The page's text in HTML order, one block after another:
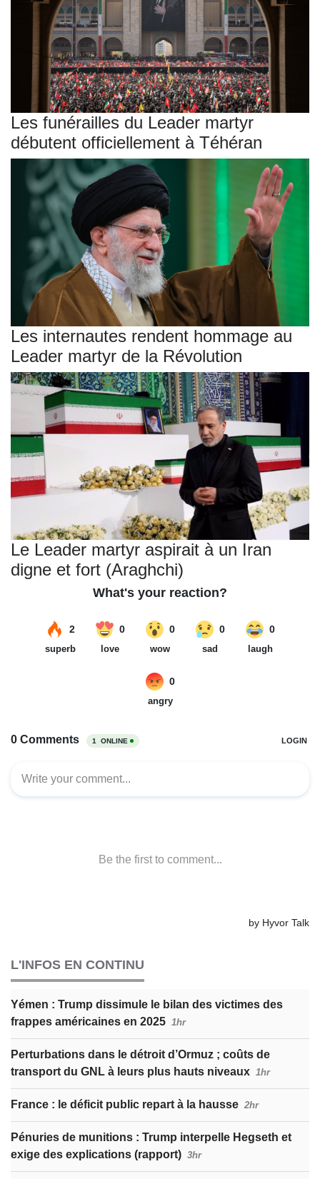
Les funérailles du Leader martyr
débutent officiellement à Téhéran
Les internautes rendent hommage au
Leader martyr de la Révolution
Le Leader martyr aspirait à un Iran
digne et fort (Araghchi)
L'INFOS EN CONTINU
Yémen : Trump dissimule le bilan des victimes des
frappes américaines en 2025 1hr
Perturbations dans le détroit d’Ormuz ; coûts de
transport du GNL à leurs plus hauts niveaux 1hr
France : le déficit public repart à la hausse 2hr
Pénuries de munitions : Trump interpelle Hegseth et
exige des explications (rapport) 3hr